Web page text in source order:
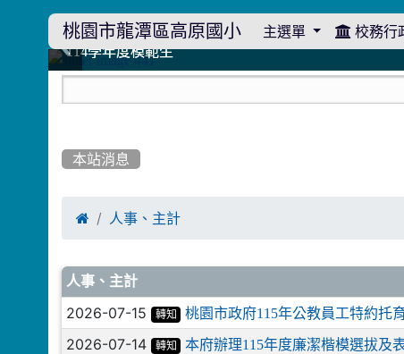
桃園市龍潭區高原國小 主選單 校務行
114學年度模範生
114學年度模範生
高原110 追夢向前行
高原110 追夢向前行
橄欖樹群
橄欖樹群
:::
本站消息
 人事、主計
文章列表
人事、主計
2026-07-15 轉知 桃園市政府115年公教員工特約托
2026-07-14 轉知 本府辦理115年度廉潔楷模選拔及